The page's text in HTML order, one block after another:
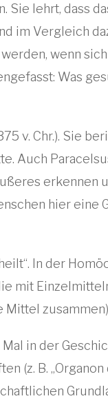
lehrt, dass
im Vergleich
wenn
Was
v. Chr.). Sie
Auch
erkennen
hier eine
In der
mit
in der
(z. B.